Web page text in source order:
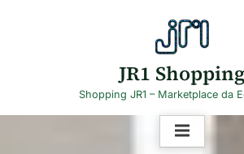
JR1
Shopping JR1 – Marketplace da